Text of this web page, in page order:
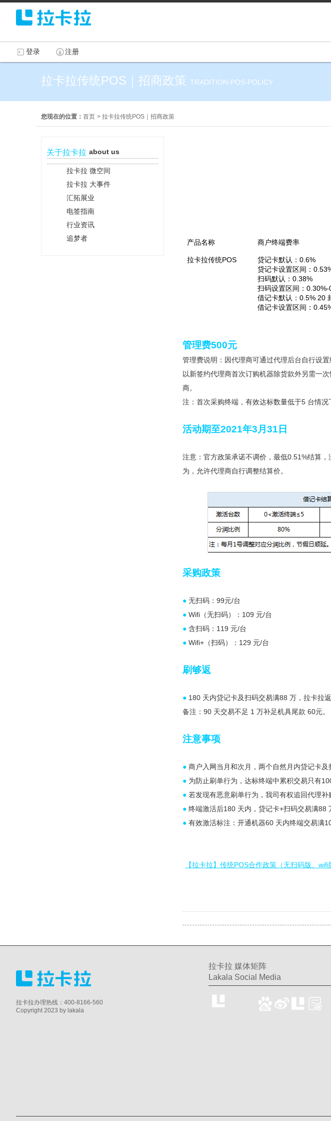
登录 注册
拉卡拉传统POS｜招商政策 TRADITION-POS-POLICY
您现在的位置： 首页 > 拉卡拉传统POS｜招商政策
关于拉卡拉 about us
拉卡拉 微空间
拉卡拉 大事件
汇拓展业
电签指南
行业资讯
追梦者
产品名称 商户终端费率
拉卡拉传统POS
贷记卡默认：0.6%
贷记卡设置区间：
扫码默认：0.38%
扫码设置区间：0.30%-
借记卡默认：0.5% 20
借记卡设置区间：
管理费500元
管理费说明：因代理商可通过代理后台自行设
以新签约代理商首次订购机器除货款外另需一
商。
注：首次采购终端，有效达标数量低于5 台情况
活动期至2021年3月31日
注意：官方政策承诺不调价，最低0.51%结算
为，允许代理商自行调整结算价。
采购政策
● 无扫码：99元/台
● Wifi（无扫码）：109 元/台
● 含扫码：119 元/台
● Wifi+（扫码）：129 元/台
刷够返
● 180 天内贷记卡及扫码交易满88 万，拉卡拉
备注：90 天交易不足 1 万补足机具尾款 60元。
注意事项
● 商户入网当月和次月，两个自然月内贷记卡
● 为防止刷单行为，达标终端中累积交易只有
● 若发现有恶意刷单行为，我司有权追回代理补
● 终端激活后180 天内，贷记卡+扫码交易满88
● 有效激活标注：开通机器60 天内终端交易满
【拉卡拉】传统POS合作政策（无扫码版、wifi
拉卡拉办理热线：400-8166-560
Copyright 2023 by lakala
拉卡拉 媒体矩阵
Lakala Social Media